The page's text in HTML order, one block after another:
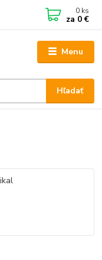
Menu
Hľadať
0 ks
za 0 €